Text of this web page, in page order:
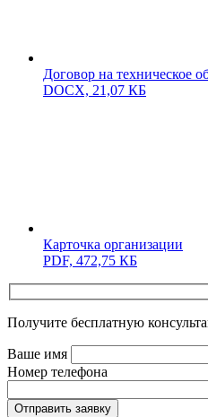
Договор на техническое
DOCX, 21,07 КБ
Карточка организации
PDF, 472,75 КБ
Получите бесплатную
Ваше имя
Номер телефона
Отправить заявку